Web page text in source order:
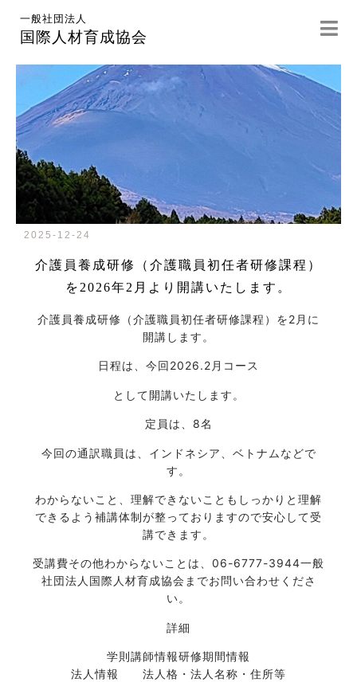
一般社団法人
国際人材育成協会
2025-12-24
介護員養成研修（介護職員初任者研修課程）
を2026年2月より開講いたします。
介護員養成研修（介護職員初任者研修課程）を2月に
開講します。
日程は、今回2026.2月コース
として開講いたします。
定員は、8名
今回の通訳職員は、インドネシア、ベトナムなどで
す。
わからないこと、理解できないこともしっかりと理解
できるよう補講体制が整っておりますので安心して受
講できます。
受講費その他わからないことは、06-6777-3944一般
社団法人国際人材育成協会までお問い合わせくださ
い。
詳細
学則講師情報研修期間情報
法人情報 法人格・法人名称・住所等